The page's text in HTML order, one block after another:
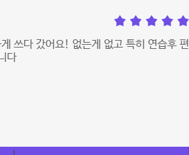
쓰다 갔어요! 없는게 없고 특히 연습후 편
다